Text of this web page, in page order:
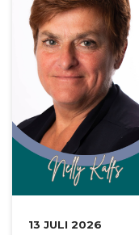
DATUM:
13 JULI 2026